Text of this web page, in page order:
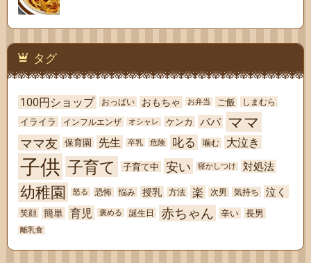
タグ
100円ショップ おっぱい おもちゃ お弁当 ご飯 しまむら
イライラ インフルエンザ オシャレ ケンカ パパ ママ
ママ友 保育園 先生 卒乳 危険 叱る 噛む 大泣き
子供 子育て 子育て中 安い 寝かしつけ 対処法
幼稚園 怒る 恐怖 悩み 授乳 方法 楽 次男 気持ち 泣く
笑顔 簡単 育児 褒める 誕生日 赤ちゃん 辛い 長男
離乳食